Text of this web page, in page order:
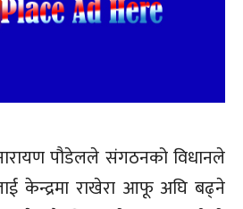
पौडेलले संगठनको विधानले
केन्द्रमा राखेरा आफू अघि बढ्ने